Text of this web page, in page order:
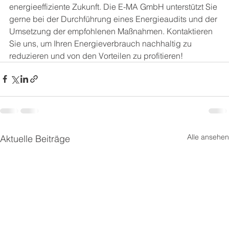
energieeffiziente Zukunft. Die E-MA GmbH unterstützt Sie
gerne bei der Durchführung eines Energieaudits und der
Umsetzung der empfohlenen Maßnahmen. Kontaktieren
Sie uns, um Ihren Energieverbrauch nachhaltig zu
reduzieren und von den Vorteilen zu profitieren!
Aktuelle Beiträge Alle ansehen